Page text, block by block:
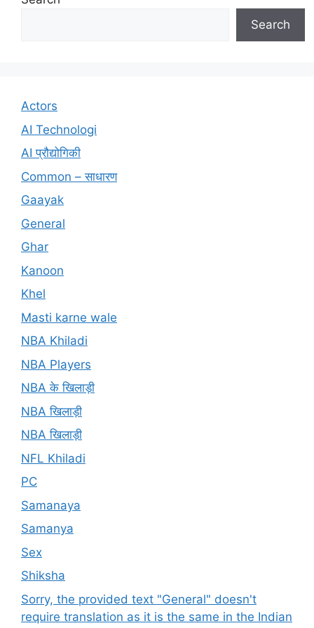
Search
Actors
AI Technologi
AI प्रौद्योगिकी
Common – साधारण
Gaayak
General
Ghar
Kanoon
Khel
Masti karne wale
NBA Khiladi
NBA Players
NBA के खिलाड़ी
NBA खिलाड़ी
NBA खिलाड़ी
NFL Khiladi
PC
Samanaya
Samanya
Sex
Shiksha
Sorry, the provided text "General" doesn't
require translation as it is the same in the Indian